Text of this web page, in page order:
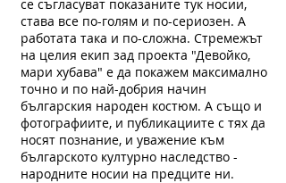
се съгласуват показаните тук носии,
става все по-голям и по-сериозен. А
работата така и по-сложна. Стремежът
на целия екип зад проекта "Девойко,
мари хубава" е да покажем максимално
точно и по най-добрия начин
българския народен костюм. А също и
фотографиите, и публикациите с тях да
носят познание, и уважение към
българското културно наследство -
народните носии на предците ни.